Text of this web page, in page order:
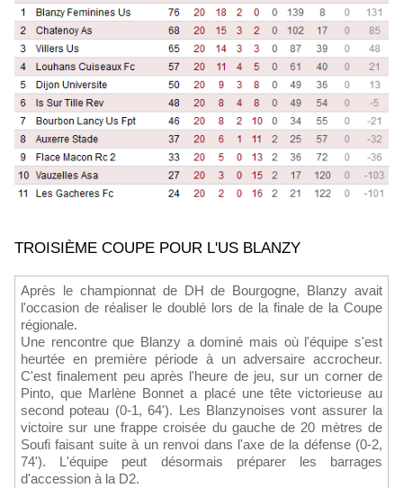
TROISIÈME COUPE POUR L'US BLANZY
Après le championnat de DH de Bourgogne, Blanzy avait
l'occasion de réaliser le doublé lors de la finale de la Coupe
régionale.
Une rencontre que Blanzy a dominé mais où l'équipe s'est
heurtée en première période à un adversaire accrocheur.
C'est finalement peu après l'heure de jeu, sur un corner de
Pinto, que Marlène Bonnet a placé une tête victorieuse au
second poteau (0-1, 64'). Les Blanzynoises vont assurer la
victoire sur une frappe croisée du gauche de 20 mètres de
Soufi faisant suite à un renvoi dans l'axe de la défense (0-2,
74'). L'équipe peut désormais préparer les barrages
d'accession à la D2.